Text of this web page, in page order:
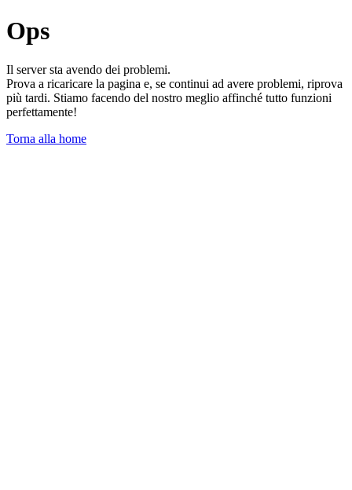
Ops
Il server sta avendo dei problemi.
Prova a ricaricare la pagina e, se continui ad avere problemi, riprova
più tardi. Stiamo facendo del nostro meglio affinché tutto funzioni
perfettamente!
Torna alla home